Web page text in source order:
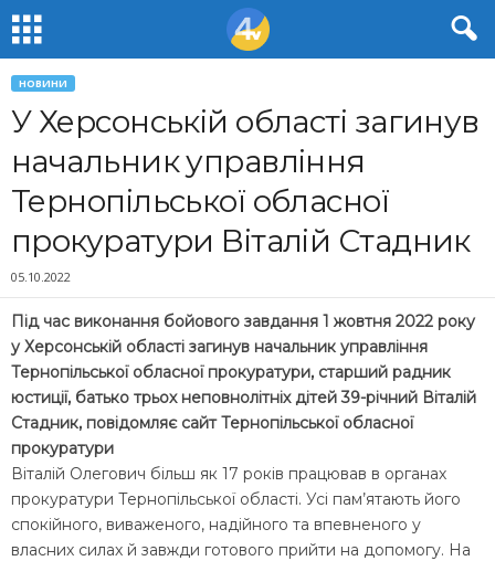
НОВИНИ
У Херсонській області загинув
начальник управління
Тернопільської обласної
прокуратури Віталій Стадник
05.10.2022
Під час виконання бойового завдання 1 жовтня 2022 року
у Херсонській області загинув начальник управління
Тернопільської обласної прокуратури, старший радник
юстиції, батько трьох неповнолітніх дітей 39-річний Віталій
Стадник, повідомляє сайт Тернопільської обласної
прокуратури
Віталій Олегович більш як 17 років працював в органах
прокуратури Тернопільської області. Усі пам’ятають його
спокійного, виваженого, надійного та впевненого у
власних силах й завжди готового прийти на допомогу. На